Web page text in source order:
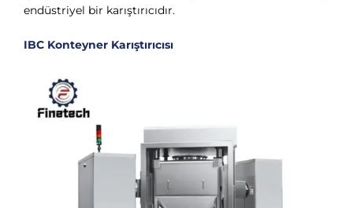
endüstriyel bir karıştırıcıdır.
IBC Konteyner Karıştırıcısı